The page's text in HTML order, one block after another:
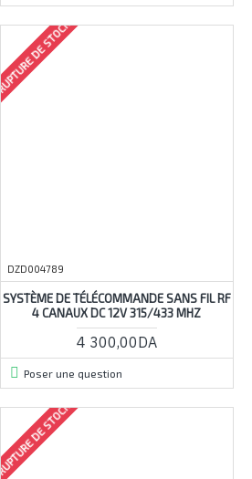
RUPTURE DE STOCK
DZD004789
SYSTÈME DE TÉLÉCOMMANDE SANS FIL RF
4 CANAUX DC 12V 315/433 MHZ
4 300,00DA
Poser une question
RUPTURE DE STOCK